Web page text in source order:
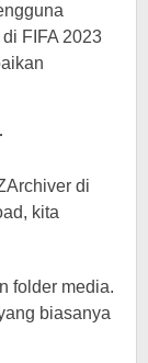
FIFA 2023
di
kita
folder media.
biasanya